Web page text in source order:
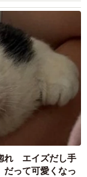
れ エイズだし手
って可愛くなっ